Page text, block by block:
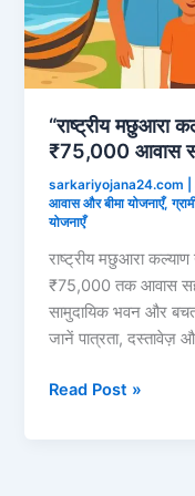
“राष्ट्रीय मछुआरा
₹75,000 आवास
sarkariyojana24.com
आवास और बीमा योजनाएँ,
योजनाएँ
राष्ट्रीय मछुआरा
₹75,000 तक आवास
सामुदायिक भवन और
जानें पात्रता, दस्तावेज़
“राष्ट्रीय
Read Post »